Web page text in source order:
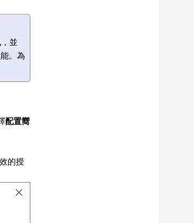
並
。為
配置嚮
的授